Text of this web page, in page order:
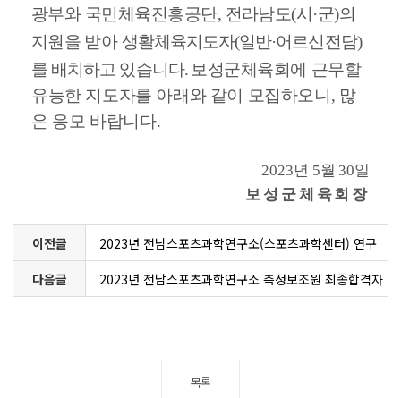
광부와 국민체육진흥공단, 전라남도(시 ·군)의
지원을 받아생활체육지도자(일반·어르신전담)
를 배치하고 있습니다.보성군체육회에 근무할
유능한 지도자를 아래와 같이 모집하오니 , 많
은 응모 바랍니다.
2023년 5월30일
보성군체육회장
이전글
2023년 전남스포츠과학연구소(스포츠과학센터) 연구
원 채용 서류전형 합격자 발표 및 면접전형 시행공고
다음글
2023년 전남스포츠과학연구소 측정보조원 최종합격자
목록